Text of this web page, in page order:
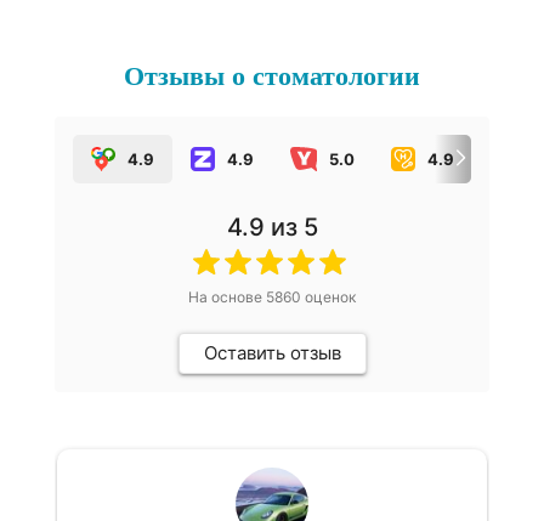
Отзывы о стоматологии
4.9 4.9 5.0 4.9
4.9 из 5
На основе 5860 оценок
Оставить отзыв